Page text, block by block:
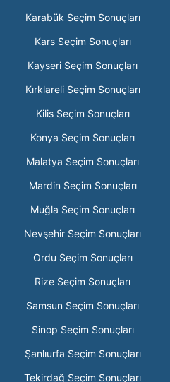
Karabük Seçim Sonuçları
Kars Seçim Sonuçları
Kayseri Seçim Sonuçları
Kırklareli Seçim Sonuçları
Kilis Seçim Sonuçları
Konya Seçim Sonuçları
Malatya Seçim Sonuçları
Mardin Seçim Sonuçları
Muğla Seçim Sonuçları
Nevşehir Seçim Sonuçları
Ordu Seçim Sonuçları
Rize Seçim Sonuçları
Samsun Seçim Sonuçları
Sinop Seçim Sonuçları
Şanlıurfa Seçim Sonuçları
Tekirdağ Seçim Sonuçları